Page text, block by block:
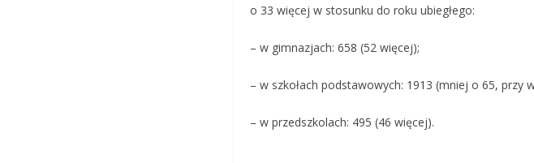
o 33 więcej w stosunku do roku ubiegłego:
– w gimnazjach: 658 (52 więcej);
– w szkołach podstawowych: 1913 (mniej o 65, przy
– w przedszkolach: 495 (46 więcej).